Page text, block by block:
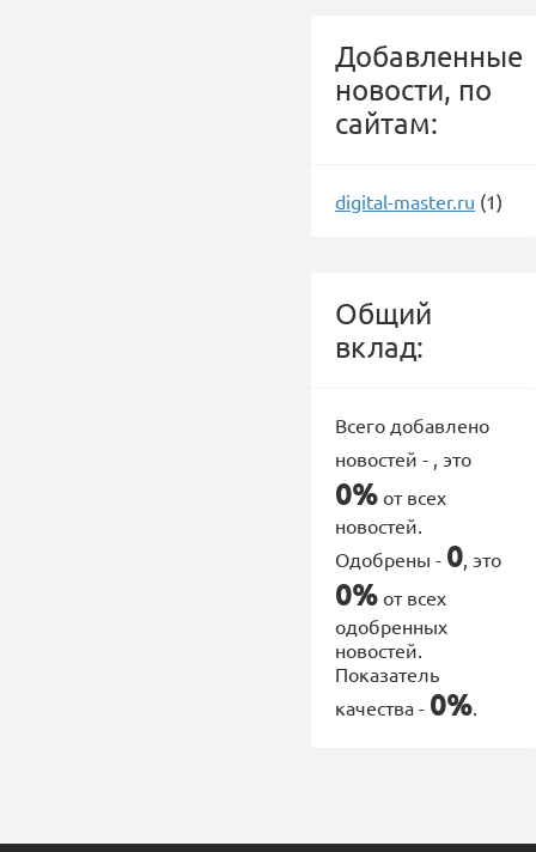
Добавленные
новости, по
сайтам:
digital-master.ru (1)
Общий
вклад:
Всего добавлено
новостей - , это
0% от всех
новостей.
Одобрены - 0, это
0% от всех
одобренных
новостей.
Показатель
качества - 0%.